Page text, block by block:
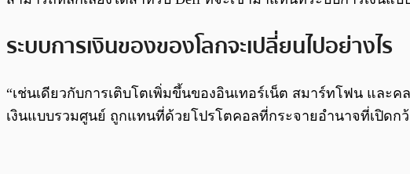
ระบบการเงินของของโลกจะเปลี่ยนไปอย่างไร
“เช่นเดียวกับการเติบโตเพิ่มขึ้นของอินเทอร์เน็ต สมาร์ทโฟน แล
เงินแบบรวมศูนย์ ถูกแทนที่ด้วยโปรโตคอลที่กระจายอำนาจที่เปิดกว้